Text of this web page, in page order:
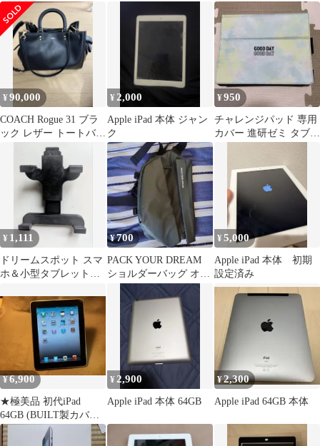
トップ ハンドル♡ライ
トブルー
バッグ ハンドバッグ
¥90,000
COACH Rogue 31 ブラ
ック レザー トートバッ
¥ 2,000
Apple iPad 本体 ジャン
ク
¥950
チャレンジパッド 専用
カバー 進研ゼミ タブレ
¥ 1,111
ドリームスポット スマ
ホ＆小型タブレット用
¥700
PACK YOUR DREAM
ショルダーバッグ オリ
ーブグリーン
¥5,000
Apple iPad 本体 初期
設定済み
¥6,900
★極美品 初代iPad
64GB (BUILT製カバー
付き)★
¥ 2,900
Apple iPad 本体 64GB
¥2,300
Apple iPad 64GB 本体